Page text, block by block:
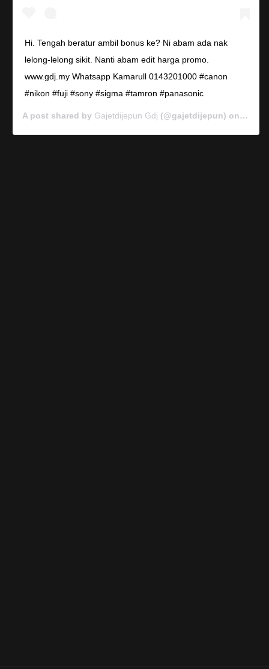
Hi. Tengah beratur ambil bonus ke? Ni abam ada nak
lelong-lelong sikit. Nanti abam edit harga promo.
www.gdj.my Whatsapp Kamarull 0143201000 #canon
#nikon #fuji #sony #sigma #tamron #panasonic
A post shared by Gajetdijepun Gdj (@gajetdijepun) on Jan 7,